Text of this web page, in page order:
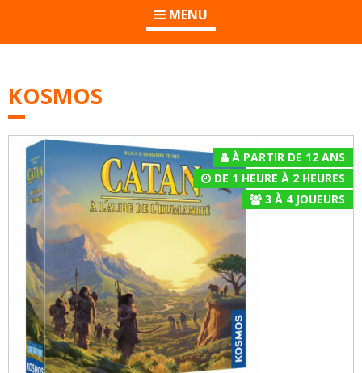
MENU
KOSMOS
À PARTIR DE 12 ANS
DE 1 HEURE À 2 HEURES
3 À 4JOUEURS